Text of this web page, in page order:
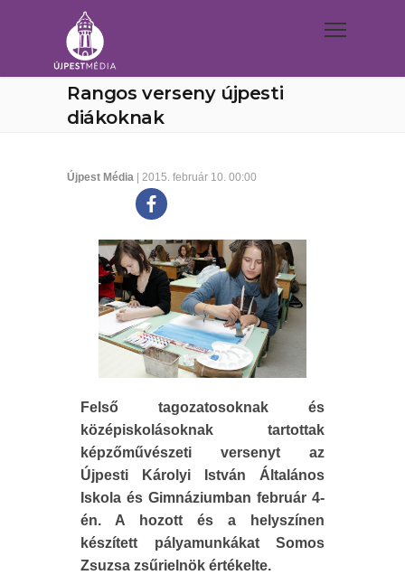
Rangos verseny újpesti
diákoknak
Újpest Média | 2015. február 10. 00:00
Felső tagozatosoknak és
középiskolásoknak tartottak
képzőművészeti versenyt az
Újpesti Károlyi István Általános
Iskola és Gimnáziumban február 4-
én. A hozott és a helyszínen
készített pályamunkákat Somos
Zsuzsa zsűrielnök értékelte.